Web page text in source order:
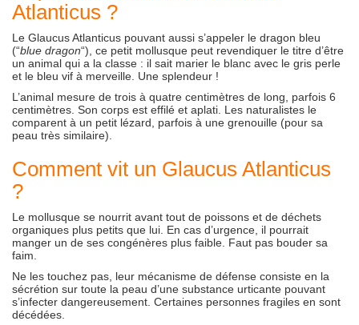
Atlanticus ?
Le Glaucus Atlanticus pouvant aussi s’appeler le dragon bleu
(“blue dragon“), ce petit mollusque peut revendiquer le titre d’être
un animal qui a la classe : il sait marier le blanc avec le gris perle
et le bleu vif à merveille. Une splendeur !
L’animal mesure de trois à quatre centimètres de long, parfois 6
centimètres. Son corps est effilé et aplati. Les naturalistes le
comparent à un petit lézard, parfois à une grenouille (pour sa
peau très similaire).
Comment vit un Glaucus Atlanticus
?
Le mollusque se nourrit avant tout de poissons et de déchets
organiques plus petits que lui. En cas d’urgence, il pourrait
manger un de ses congénères plus faible. Faut pas bouder sa
faim.
Ne les touchez pas, leur mécanisme de défense consiste en la
sécrétion sur toute la peau d’une substance urticante pouvant
s’infecter dangereusement. Certaines personnes fragiles en sont
décédées.